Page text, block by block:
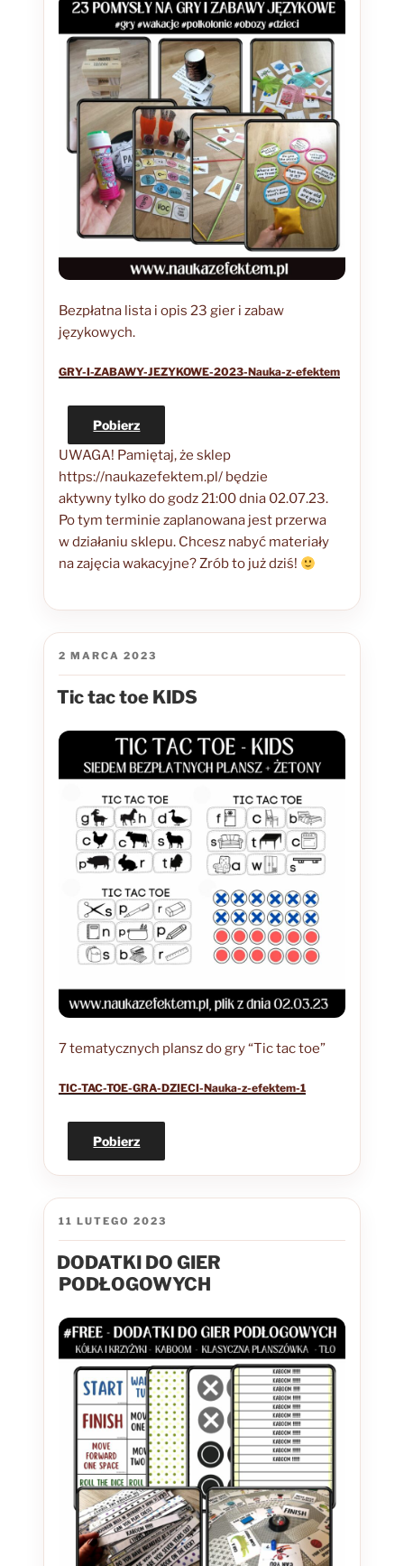
Bezpłatna lista i opis 23 gier i zabaw
językowych.
GRY-I-ZABAWY-JEZYKOWE-2023-Nauka-z-efektem
Pobierz
UWAGA! Pamiętaj, że sklep
https://naukazefektem.pl/ będzie
aktywny tylko do godz 21:00 dnia 02.07.23.
Po tym terminie zaplanowana jest przerwa
w działaniu sklepu. Chcesz nabyć materiały
na zajęcia wakacyjne? Zrób to już dziś!
OPUBLIKOWANE
2 MARCA 2023
Tic tac toe KIDS
7 tematycznych plansz do gry “Tic tac toe”
TIC-TAC-TOE-GRA-DZIECI-Nauka-z-efektem-1
Pobierz
OPUBLIKOWANE
11 LUTEGO 2023
DODATKI DO GIER
PODŁOGOWYCH